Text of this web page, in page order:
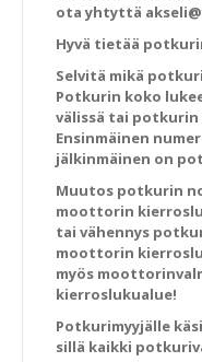
ota yhtyttä
Hyvä tietää
Selvitä mikä
Potkurin koko
välissä tai potkurin
Ensinmäinen
jälkinmäinen on
Muutos potkurin
moottorin
tai vähennys
moottorin
myös
kierroslukualue!
Potkurimyyjälle
sillä kaikki